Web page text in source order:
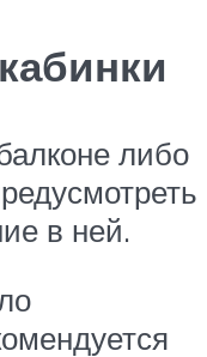
либо
в ней.